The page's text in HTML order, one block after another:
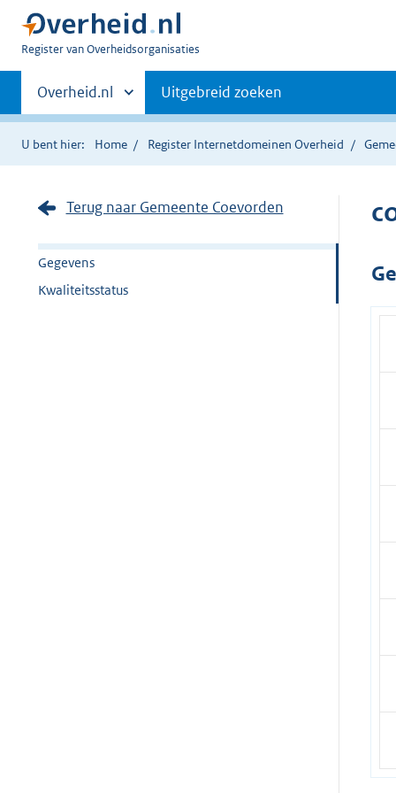
U
Register van Overheidsorganisaties
Primaire
navigatie
Andere
sites
binnen
Overheid.nl Uitgebreid zoeken
U bent hier: Home Register Internetdomeinen Overheid
Terug naar Gemeente Coevorden
Gegevens
Kwaliteitsstatus